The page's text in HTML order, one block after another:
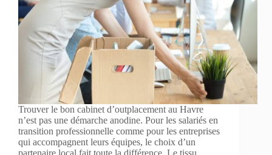
Trouver le bon cabinet d’outplacement au Havre
n’est pas une démarche anodine. Pour les salariés en
transition professionnelle comme pour les entreprises
qui accompagnent leurs équipes, le choix d’un